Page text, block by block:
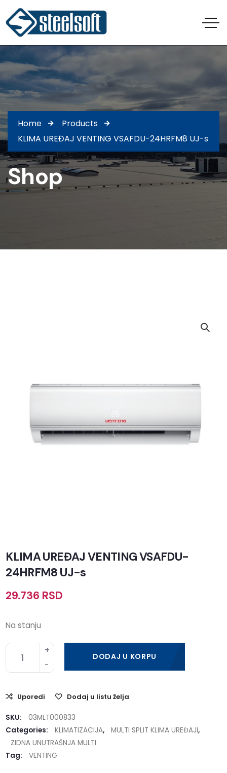
Home
Products
KLIMA UREĐAJ VENTING VSAFDU-24HRFM8 UJ-s
Shop
KLIMA UREĐAJ VENTING VSAFDU-
24HRFM8 UJ-s
29.736 RSD
Na stanju
DODAJ U KORPU
Uporedi Dodaj u listu želja
SKU:
03MLT000833
Categories:
KLIMATIZACIJA, MULTI SPLIT KLIMA UREĐAJI,
ZIDNA UNUTRAŠNJA MULTI
Tag:
VENTING